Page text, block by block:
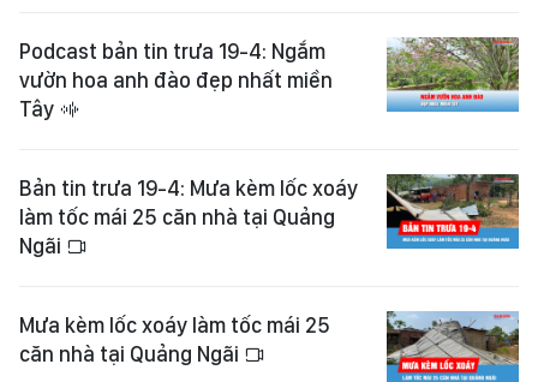
Podcast bản tin trưa 19-4: Ngắm
vườn hoa anh đào đẹp nhất miền
Tây
Bản tin trưa 19-4: Mưa kèm lốc xoáy
làm tốc mái 25 căn nhà tại Quảng
Ngãi
Mưa kèm lốc xoáy làm tốc mái 25
căn nhà tại Quảng Ngãi